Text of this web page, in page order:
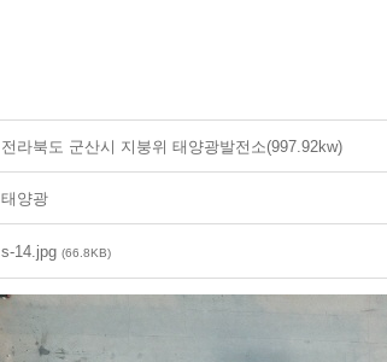
전라북도 군산시 지붕위 태양광발전소(997.92kw)
태양광
s-14.jpg (66.8KB)